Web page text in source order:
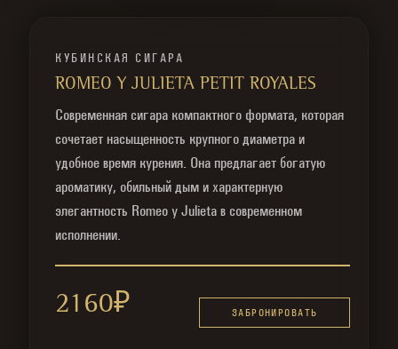
КУБИНСКАЯ СИГАРА
ROMEO Y JULIETA PETIT ROYALES
Современная сигара компактного формата, которая
сочетает насыщенность крупного диаметра и
удобное время курения. Она предлагает богатую
ароматику, обильный дым и характерную
элегантность Romeo y Julieta в современном
исполнении.
2160₽ ЗАБРОНИРОВАТЬ